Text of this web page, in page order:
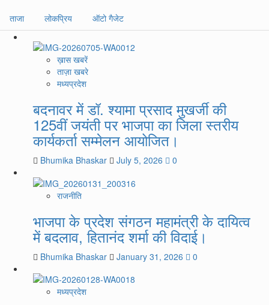
ताजा लोकप्रिय ऑटो गैजेट
ख़ास खबरें
ताज़ा खबरे
मध्यप्रदेश
बदनावर में डॉ. श्यामा प्रसाद मुखर्जी की
125वीं जयंती पर भाजपा का जिला स्तरीय
कार्यकर्ता सम्मेलन आयोजित।
Bhumika Bhaskar July 5, 2026 0
राजनीति
भाजपा के प्रदेश संगठन महामंत्री के दायित्व
में बदलाव, हितानंद शर्मा की विदाई।
Bhumika Bhaskar January 31, 2026 0
मध्यप्रदेश